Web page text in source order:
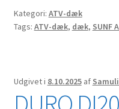
o
o
k
e
r
A
p
p
Kategori: ATV-dæk
Tags: ATV-dæk, dæk, SUNF
Udgivet i 8.10.2025 af